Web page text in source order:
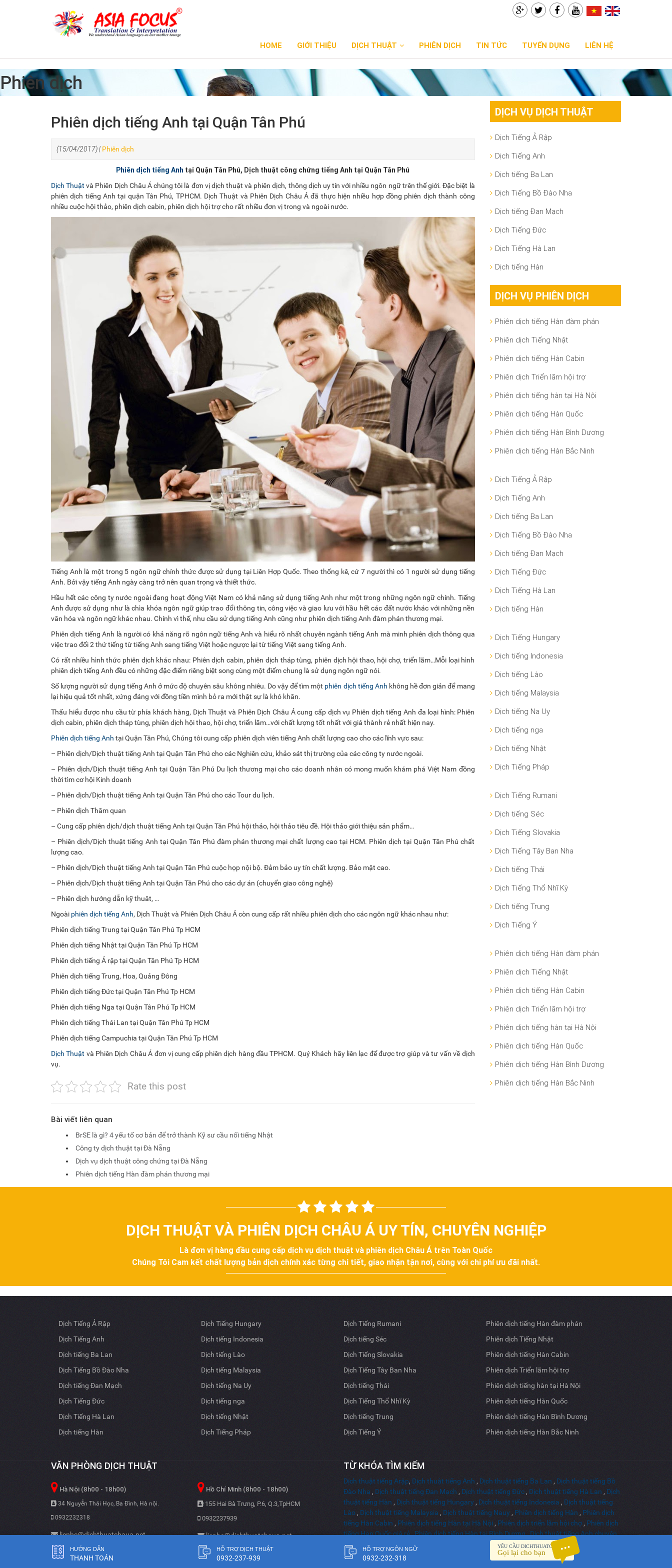
HOME GIỚI THIỆU DỊCH THUẬT PHIÊN DỊCH TIN TỨC TUYỂN DỤNG LIÊN HỆ
Phiên dịch
Phiên dịch tiếng Anh tại Quận Tân Phú
(15/04/2017) | Phiên dịch
Phiên dịch tiếng Anh tại Quận Tân Phú, Dịch thuật công chứng tiếng Anh tại Quận Tân Phú
Dịch Thuật và Phiên Dịch Châu Á chúng tôi là đơn vị dịch thuật và phiên dịch, thông dịch uy tín với nhiều ngôn ngữ trên thế giới. Đặc biệt là
phiên dịch tiếng Anh tại quận Tân Phú, TPHCM. Dịch Thuật và Phiên Dịch Châu Á đã thực hiện nhiều hợp đồng phiên dịch thành công
nhiều cuộc hội thảo, phiên dịch cabin, phiên dịch hội trợ cho rất nhiều đơn vị trong và ngoài nước.
Tiếng Anh là một trong 5 ngôn ngữ chính thức được sử dụng tại Liên Hợp Quốc. Theo thống kê, cứ 7 người thì có 1 người sử dụng tiếng
Anh. Bởi vậy tiếng Anh ngày càng trở nên quan trọng và thiết thức.
Hầu hết các công ty nước ngoài đang hoạt động Việt Nam có khả năng sử dụng tiếng Anh như một trong những ngôn ngữ chính. Tiếng
Anh được sử dụng như là chìa khóa ngôn ngữ giúp trao đổi thông tin, công việc và giao lưu với hầu hết các đất nước khác với những nền
văn hóa và ngôn ngữ khác nhau. Chính vì thế, nhu cầu sử dụng tiếng Anh cũng như phiên dịch tiếng Anh đàm phán thương mại.
Phiên dịch tiếng Anh là người có khả năng rõ ngôn ngữ tiếng Anh và hiểu rõ nhất chuyên ngành tiếng Anh mà minh phiên dịch thông qua
việc trao đổi 2 thứ tiếng từ tiếng Anh sang tiếng Việt hoặc ngược lại từ tiếng Việt sang tiếng Anh.
Có rất nhiều hình thức phiên dịch khác nhau: Phiên dịch cabin, phiên dịch tháp tùng, phiên dịch hội thao, hội chợ, triển lãm…Mỗi loại hình
phiên dịch tiếng Anh đều có những đặc điểm riêng biệt song cùng một điểm chung là sử dụng ngôn ngữ nói.
Số lượng người sử dụng tiếng Anh ở mức độ chuyên sâu không nhiêu. Do vậy để tìm một phiên dịch tiếng Anh không hề đơn giản để mang
lại hiệu quả tốt nhất, xứng đáng với đồng tiền mình bỏ ra mới thật sự là khó khăn.
Thấu hiểu được nhu cầu từ phía khách hàng, Dịch Thuật và Phiên Dịch Châu Á cung cấp dịch vụ Phiên dịch tiếng Anh đa loại hình: Phiên
dịch cabin, phiên dịch tháp tùng, phiên dịch hội thao, hội chợ, triển lãm…với chất lượng tốt nhất với giá thành rẻ nhất hiện nay.
Phiên dịch tiếng Anh tại Quận Tân Phú, Chúng tôi cung cấp phiên dịch viên tiếng Anh chất lượng cao cho các lĩnh vực sau:
– Phiên dịch/Dịch thuật tiếng Anh tại Quận Tân Phú cho các Nghiên cứu, khảo sát thị trường của các công ty nước ngoài.
– Phiên dịch/Dịch thuật tiếng Anh tại Quận Tân Phú Du lịch thương mại cho các doanh nhân có mong muốn khám phá Việt Nam đồng
thời tìm cơ hội Kinh doanh
– Phiên dịch/Dịch thuật tiếng Anh tại Quận Tân Phú cho các Tour du lịch.
– Phiên dịch Thăm quan
– Cung cấp phiên dịch/dịch thuật tiếng Anh tại Quận Tân Phú hội thảo, hội thảo tiêu đề. Hội thảo giới thiệu sản phẩm…
– Phiên dịch/Dịch thuật tiếng Anh tại Quận Tân Phú đàm phán thương mại chất lượng cao tại HCM. Phiên dịch tại Quận Tân Phú chất
lượng cao.
– Phiên dịch/Dịch thuật tiếng Anh tại Quận Tân Phú cuộc họp nội bộ. Đảm bảo uy tín chất lượng. Bảo mật cao.
– Phiên dịch/Dịch thuật tiếng Anh tại Quận Tân Phú cho các dự án (chuyển giao công nghệ)
– Phiên dịch hướng dẫn kỹ thuât, …
Ngoài phiên dịch tiếng Anh, Dịch Thuật và Phiên Dịch Châu Á còn cung cấp rất nhiều phiên dịch cho các ngôn ngữ khác nhau như:
Phiên dịch tiếng Trung tại Quận Tân Phú Tp HCM
Phiên dịch tiếng Nhật tại Quận Tân Phú Tp HCM
Phiên dịch tiếng Ả rập tại Quận Tân Phú Tp HCM
Phiên dịch tiếng Trung, Hoa, Quảng Đông
Phiên dịch tiếng Đức tại Quận Tân Phú Tp HCM
Phiên dịch tiếng Nga tại Quận Tân Phú Tp HCM
Phiên dịch tiếng Thái Lan tại Quận Tân Phú Tp HCM
Phiên dịch tiếng Campuchia tại Quận Tân Phú Tp HCM
Dịch Thuật và Phiên Dịch Châu Á đơn vị cung cấp phiên dịch hàng đầu TPHCM. Quý Khách hãy liên lạc để được trợ giúp và tư vấn về dịch
vụ.
Rate this post
Bài viết liên quan
BrSE là gì? 4 yếu tố cơ bản để trở thành Kỹ sư cầu nối tiếng Nhật
Công ty dịch thuật tại Đà Nẵng
Dịch vụ dịch thuật công chứng tại Đà Nẵng
Phiên dịch tiếng Hàn đàm phán thương mại
DỊCH VỤ DỊCH THUẬT
Dịch Tiếng Ả Rập
Dịch Tiếng Anh
Dịch tiếng Ba Lan
Dịch Tiếng Bồ Đào Nha
Dịch tiếng Đan Mạch
Dịch Tiếng Đức
Dịch Tiếng Hà Lan
Dịch tiếng Hàn
DỊCH VỤ PHIÊN DỊCH
Phiên dịch tiếng Hàn đàm phán
Phiên dịch Tiếng Nhật
Phiên dịch tiếng Hàn Cabin
Phiên dịch Triển lãm hội trợ
Phiên dịch tiếng hàn tại Hà Nội
Phiên dịch tiếng Hàn Quốc
Phiên dịch tiếng Hàn Bình Dương
Phiên dịch tiếng Hàn Bắc Ninh
Dịch Tiếng Ả Rập
Dịch Tiếng Anh
Dịch tiếng Ba Lan
Dịch Tiếng Bồ Đào Nha
Dịch tiếng Đan Mạch
Dịch Tiếng Đức
Dịch Tiếng Hà Lan
Dịch tiếng Hàn
Dịch Tiếng Hungary
Dịch tiếng Indonesia
Dịch tiếng Lào
Dịch tiếng Malaysia
Dịch tiếng Na Uy
Dịch tiếng nga
Dịch tiếng Nhật
Dịch Tiếng Pháp
Dịch Tiếng Rumani
Dịch tiếng Séc
Dịch Tiếng Slovakia
Dịch Tiếng Tây Ban Nha
Dịch tiếng Thái
Dịch Tiếng Thổ Nhĩ Kỳ
Dịch tiếng Trung
Dịch Tiếng Ý
Phiên dịch tiếng Hàn đàm phán
Phiên dịch Tiếng Nhật
Phiên dịch tiếng Hàn Cabin
Phiên dịch Triển lãm hội trợ
Phiên dịch tiếng hàn tại Hà Nội
Phiên dịch tiếng Hàn Quốc
Phiên dịch tiếng Hàn Bình Dương
Phiên dịch tiếng Hàn Bắc Ninh
DỊCH THUẬT VÀ PHIÊN DỊCH CHÂU Á UY TÍN, CHUYÊN NGHIỆP
Là đơn vị hàng đầu cung cấp dịch vụ dịch thuật và phiên dịch Châu Á trên Toàn Quốc
Chúng Tôi Cam kết chất lượng bản dịch chính xác từng chi tiết, giao nhận tận nơi, cùng với chi phí ưu đãi nhất.
Dịch Tiếng Ả Rập
Dịch Tiếng Anh
Dịch tiếng Ba Lan
Dịch Tiếng Bồ Đào Nha
Dịch tiếng Đan Mạch
Dịch Tiếng Đức
Dịch Tiếng Hà Lan
Dịch tiếng Hàn
Dịch Tiếng Hungary
Dịch tiếng Indonesia
Dịch tiếng Lào
Dịch tiếng Malaysia
Dịch tiếng Na Uy
Dịch tiếng nga
Dịch tiếng Nhật
Dịch Tiếng Pháp
Dịch Tiếng Rumani
Dịch tiếng Séc
Dịch Tiếng Slovakia
Dịch Tiếng Tây Ban Nha
Dịch tiếng Thái
Dịch Tiếng Thổ Nhĩ Kỳ
Dịch tiếng Trung
Dịch Tiếng Ý
Phiên dịch tiếng Hàn đàm phán
Phiên dịch Tiếng Nhật
Phiên dịch tiếng Hàn Cabin
Phiên dịch Triển lãm hội trợ
Phiên dịch tiếng hàn tại Hà Nội
Phiên dịch tiếng Hàn Quốc
Phiên dịch tiếng Hàn Bình Dương
Phiên dịch tiếng Hàn Bắc Ninh
VĂN PHÒNG DỊCH THUẬT
Hà Nội (8h00 - 18h00)
34 Nguyễn Thái Học, Ba Đình, Hà nội.
0932232318
lienhe@dichthuatchaua.net
Hồ Chí Minh (8h00 - 18h00)
155 Hai Bà Trưng, P.6, Q.3,TpHCM
0932237939
lienhe@dichthuatchaua.net
TỪ KHÓA TÌM KIẾM
Dịch thuật tiếng Arập, Dịch thuật tiếng Anh , Dịch thuật tiếng Ba Lan , Dịch thuật tiếng Bồ
Đào Nha , Dịch thuật tiếng Đan Mạch , Dịch thuật tiếng Đức , Dịch thuật tiếng Hà Lan , Dịch
thuật tiếng Hàn , Dịch thuật tiếng Hungary , Dịch thuật tiếng Indonesia , Dịch thuật tiếng
Lào , Dịch thuật tiếng Malaysia , Dịch thuật tiếng Nauy , Phiên dịch tiếng Hàn , Phiên dịch
tiếng Hàn Cabin , Phiên dịch tiếng Hàn tại Hà Nội , Phiên dịch triển lãm hội chợ , Phiên dịch
tiếng Han Quốc giá rẻ,Phiên dịch tiếng Hàn tại Bình Dương,Dịch thuật tiếng Anh chuyên
ngành kĩ thuật
Dịch thuật tiếng Anh chuyên ngành chính trị học,
Copyright © 2006Công ty dịch thuật Sài Gòn Á Châu Powered SEO by AchaumediaTransported by
HƯỚNG DẪN
THANH TOÁN
HỖ TRỢ DỊCH THUẬT
0932-237-939
HỖ TRỢ NGÔN NGỮ
0932-232-318
YÊU CẦU DICHTHUATCHAUA
Gọi lại cho bạn